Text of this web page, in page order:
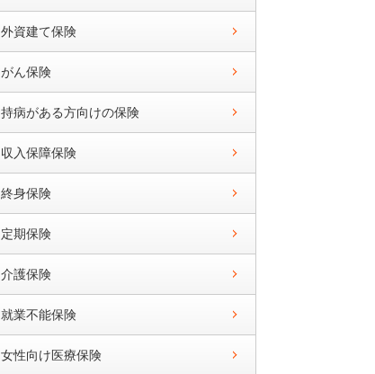
外資建て保険
がん保険
持病がある方向けの保険
収入保障保険
終身保険
定期保険
介護保険
就業不能保険
女性向け医療保険